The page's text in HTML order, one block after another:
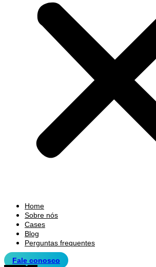
Home
Sobre nós
Cases
Blog
Perguntas frequentes
Fale conosco